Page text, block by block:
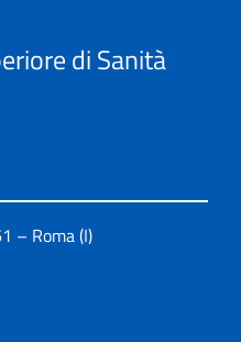
di Sanità
– Roma (I)